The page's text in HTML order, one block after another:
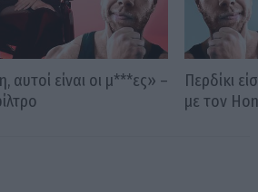
αυτοί είναι οι μ***ες» –
Περδίκι
με τον